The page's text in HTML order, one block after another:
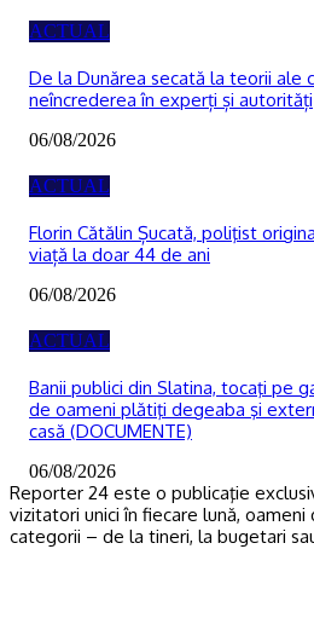
ACTUAL
De la Dunărea secată la teorii ale
neîncrederea în experți și autorități
06/08/2026
ACTUAL
Florin Cătălin Șucată, poliţist
viață la doar 44 de ani
06/08/2026
ACTUAL
Banii publici din Slatina, tocaţi pe
de oameni plătiţi degeaba şi
casă (DOCUMENTE)
06/08/2026
Reporter 24 este o publicaţie
vizitatori unici în fiecare lună,
categorii – de la tineri, la bugetari